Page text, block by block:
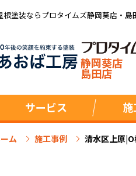
塗装ならプロタイムズ静岡葵店・
静岡葵店
島田店
サービス
ム 施工事例 清水区上原